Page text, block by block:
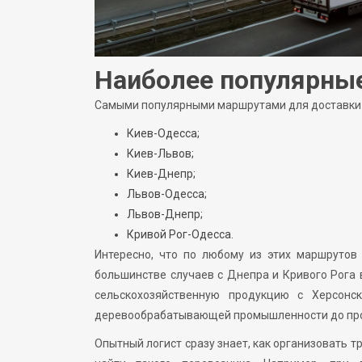
Наиболее
Самыми популярными маршрутами для доставки
Киев-Одесса;
Киев-Львов;
Киев-Днепр;
Львов-Одесса;
Львов-Днепр;
Кривой Рог-Одесса.
Интересно, что по любому из этих
большинстве случаев с Днепра и Кривого
сельскохозяйственную продукцию с
деревообрабатывающей промышленности до
Опытный логист сразу знает, как организовать